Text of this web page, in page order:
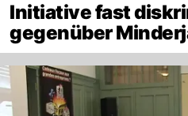
Initiative fast
gegenüber